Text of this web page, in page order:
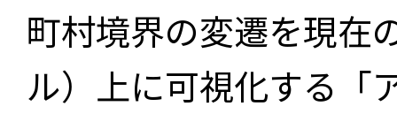
町村境界の変遷を現在
ル）上に可視化する「